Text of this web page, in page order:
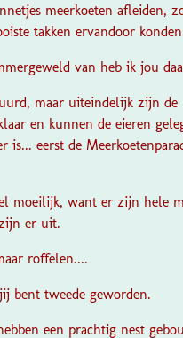
meerkoeten afleiden,
takken ervandoor
van heb ik jou
maar uiteindelijk zijn de
en kunnen de eieren
is... eerst de
moeilijk, want er zijn hele
er uit.
roffelen....
bent tweede geworden.
een prachtig nest